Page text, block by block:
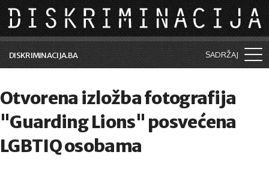
Skip to main content
DISKRIMINACIJA.BA SADRŽAJ
Vijesti i događaji
Aktuelne teme
Kolumne
Otvorena izložba fotografija
"Guarding Lions" posvećena
LGBTIQ osobama